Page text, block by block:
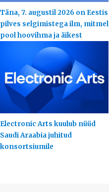
Täna, 7. augustil 2026 on Eestis
pilves selgimistega ilm, mitmel
pool hoovihma ja äikest
Electronic Arts kuulub nüüd
Saudi Araabia juhitud
konsortsiumile